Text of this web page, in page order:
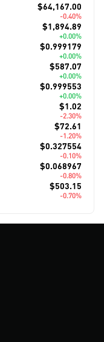
$64,167.00
-0.40%
$1,894.89
+0.00%
$0.999179
+0.00%
$587.07
+0.00%
$0.999553
+0.00%
$1.02
-2.30%
$72.61
-1.20%
$0.327554
-0.10%
$0.068967
-0.80%
$503.15
-0.70%